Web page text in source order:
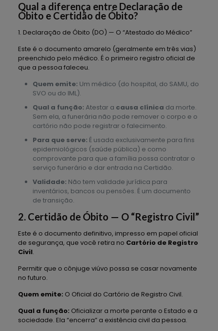
Qual a diferença entre Declaração de
Óbito e Certidão de Óbito?
1. Declaração de Óbito (DO) — O “Atestado do Médico”
Este é o documento amarelo (geralmente em três vias)
preenchido pelo médico. É o primeiro registro oficial de
que a pessoa faleceu.
Quem emite: Um médico (do hospital, do SAMU, do
SVO ou do IML).
Qual a função: Atestar a causa clínica da morte.
Sem ela, a funerária não pode remover o corpo e o
cartório não pode registrar o falecimento.
Para que serve: É usada exclusivamente para fins
epidemiológicos (saúde pública) e como
comprovante para que a família possa contratar o
serviço funerário e dar entrada na Certidão.
Validade: Não tem validade jurídica para
inventários, bancos ou pensões. É um documento
de transição.
2. Certidão de Óbito — O “Registro Civil”
Este é o documento definitivo, impresso em papel oficial
de segurança, que você retira no Cartório de Registro
Civil.
Permitir que o cônjuge viúvo possa se casar novamente
no futuro.
Quem emite: O Oficial do Cartório de Registro Civil.
Qual a função: Oficializar a morte perante o Estado e a
sociedade. Ela “encerra” a existência civil da pessoa.